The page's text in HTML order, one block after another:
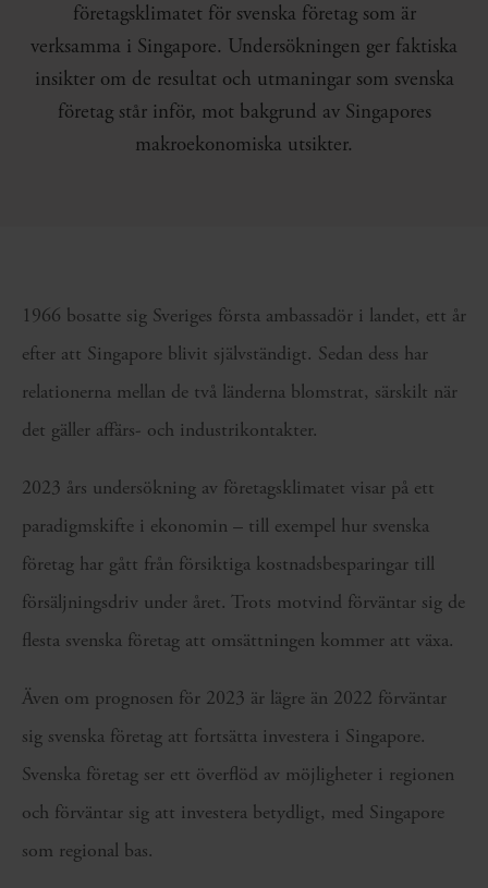
företagsklimatet för svenska företag som är
verksamma i Singapore. Undersökningen ger faktiska
insikter om de resultat och utmaningar som svenska
företag står inför, mot bakgrund av Singapores
makroekonomiska utsikter.
1966 bosatte sig Sveriges första ambassadör i landet, ett år
efter att Singapore blivit självständigt. Sedan dess har
relationerna mellan de två länderna blomstrat, särskilt när
det gäller affärs- och industrikontakter.
2023 års undersökning av företagsklimatet visar på ett
paradigmskifte i ekonomin – till exempel hur svenska
företag har gått från försiktiga kostnadsbesparingar till
försäljningsdriv under året. Trots motvind förväntar sig de
flesta svenska företag att omsättningen kommer att växa.
Även om prognosen för 2023 är lägre än 2022 förväntar
sig svenska företag att fortsätta investera i Singapore.
Svenska företag ser ett överflöd av möjligheter i regionen
och förväntar sig att investera betydligt, med Singapore
som regional bas.